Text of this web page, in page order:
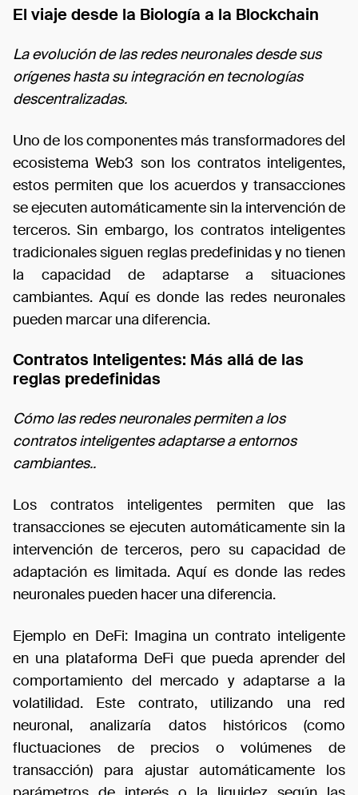
El viaje desde la Biología a la Blockchain
La evolución de las redes neuronales desde sus
orígenes hasta su integración en tecnologías
descentralizadas.
Uno de los componentes más transformadores del
ecosistema Web3 son los contratos inteligentes,
estos permiten que los acuerdos y transacciones
se ejecuten automáticamente sin la intervención de
terceros. Sin embargo, los contratos inteligentes
tradicionales siguen reglas predefinidas y no tienen
la capacidad de adaptarse a situaciones
cambiantes. Aquí es donde las redes neuronales
pueden marcar una diferencia.
Contratos Inteligentes: Más allá de las
reglas predefinidas
Cómo las redes neuronales permiten a los
contratos inteligentes adaptarse a entornos
cambiantes..
Los contratos inteligentes permiten que las
transacciones se ejecuten automáticamente sin la
intervención de terceros, pero su capacidad de
adaptación es limitada. Aquí es donde las redes
neuronales pueden hacer una diferencia.
Ejemplo en DeFi: Imagina un contrato inteligente
en una plataforma DeFi que pueda aprender del
comportamiento del mercado y adaptarse a la
volatilidad. Este contrato, utilizando una red
neuronal, analizaría datos históricos (como
fluctuaciones de precios o volúmenes de
transacción) para ajustar automáticamente los